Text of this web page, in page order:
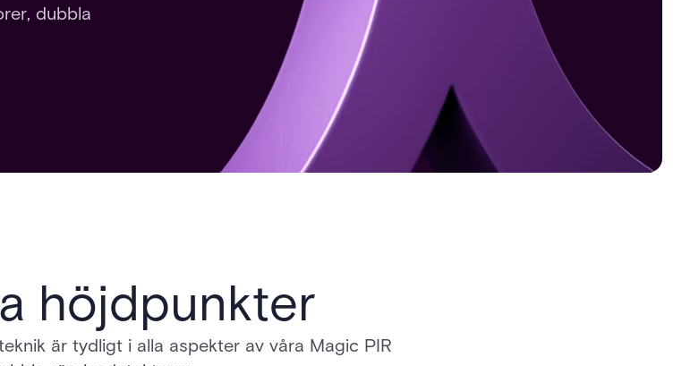
dubbla
höjdpunkter
är tydligt i alla aspekter av våra Magic PIR